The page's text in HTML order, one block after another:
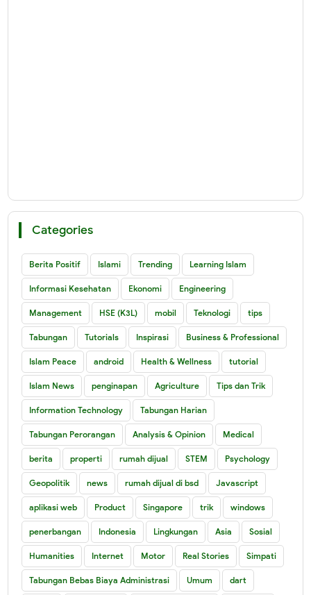
Categories
Berita Positif Islami Trending Learning Islam
Informasi Kesehatan Ekonomi Engineering
Management HSE (K3L) mobil Teknologi tips
Tabungan Tutorials Inspirasi Business & Professional
Islam Peace android Health & Wellness tutorial
Islam News penginapan Agriculture Tips dan Trik
Information Technology Tabungan Harian
Tabungan Perorangan Analysis & Opinion Medical
berita properti rumah dijual STEM Psychology
Geopolitik news rumah dijual di bsd Javascript
aplikasi web Product Singapore trik windows
penerbangan Indonesia Lingkungan Asia Sosial
Humanities Internet Motor Real Stories Simpati
Tabungan Bebas Biaya Administrasi Umum dart